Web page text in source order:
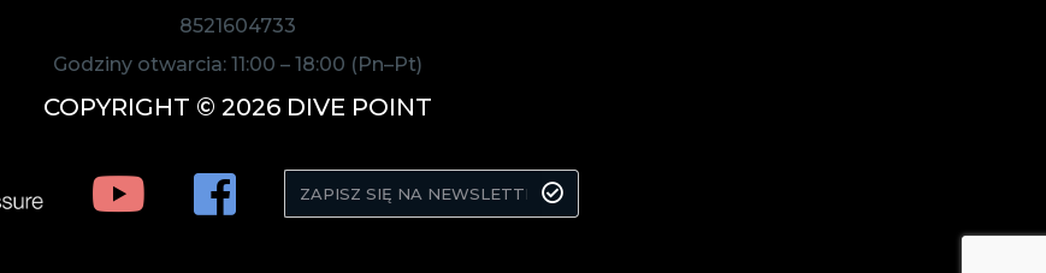
8521604733
Godziny otwarcia: 11:00 – 18:00 (Pn–Pt)
COPYRIGHT © 2026 DIVE POINT